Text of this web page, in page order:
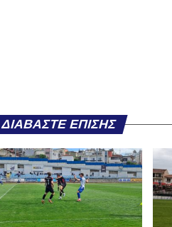
ΔΙΑΒΆΣΤΕ ΕΠΊΣΗΣ